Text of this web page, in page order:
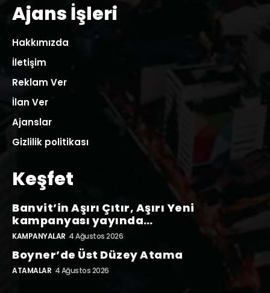
Ajans İşleri
Hakkımızda
İletişim
Reklam Ver
İlan Ver
Ajanslar
Gizlilik politikası
Keşfet
Banvit’in Aşırı Çıtır, Aşırı Yeni
kampanyası yayında…
KAMPANYALAR 4 Ağustos 2026
Boyner’de Üst Düzey Atama
ATAMALAR 4 Ağustos 2026